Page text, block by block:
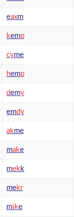
eaxm
kemp
cyme
hemp
demy
emdy
akme
make
mekk
mekr
mi ke